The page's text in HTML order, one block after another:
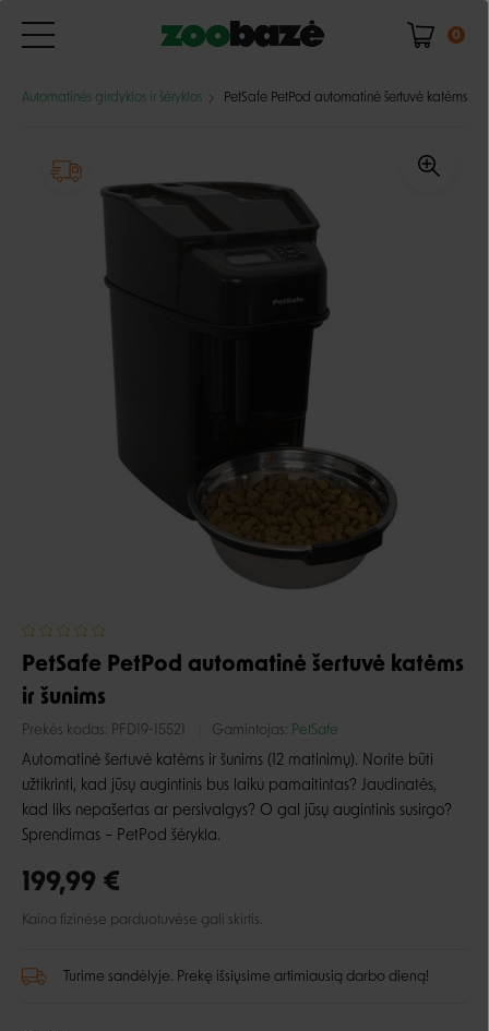
0
Automatinės girdyklos ir šėryklos PetSafe PetPod automatinė šertuvė katėms ir
PetSafe PetPod automatinė šertuvė katėms
ir šunims
Prekės kodas: PFD19-15521 Gamintojas: PetSafe
Automatinė šertuvė katėms ir šunims (12 matinimų). Norite būti
užtikrinti, kad jūsų augintinis bus laiku pamaitintas? Jaudinatės,
kad liks nepašertas ar persivalgys? O gal jūsų augintinis susirgo?
Sprendimas – PetPod šėrykla.
199,99 €
Kaina fizinėse parduotuvėse gali skirtis.
Turime sandėlyje. Prekę išsiųsime artimiausią darbo dieną!